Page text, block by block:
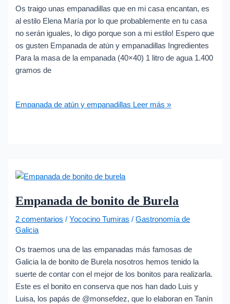
Os traigo unas empanadillas que en mi casa encantan, es
al estilo Elena María por lo que probablemente en tu casa
no serán iguales, lo digo porque son a mi estilo! Espero que
os gusten Empanada de atún y empanadillas Ingredientes
Para la masa de la empanada (40×40) 1 litro de agua 1.400
gramos de
Empanada de atún y empanadillas Leer más »
Empanada de bonito de Burela
2 comentarios /Yococino Tumiras /Gastronomía de
Galicia
Os traemos una de las empanadas más famosas de
Galicia la de bonito de Burela nosotros hemos tenido la
suerte de contar con el mejor de los bonitos para realizarla.
Este es el bonito en conserva que nos han dado Luis y
Luisa, los papás de @monsefdez, que lo elaboran en Tanín